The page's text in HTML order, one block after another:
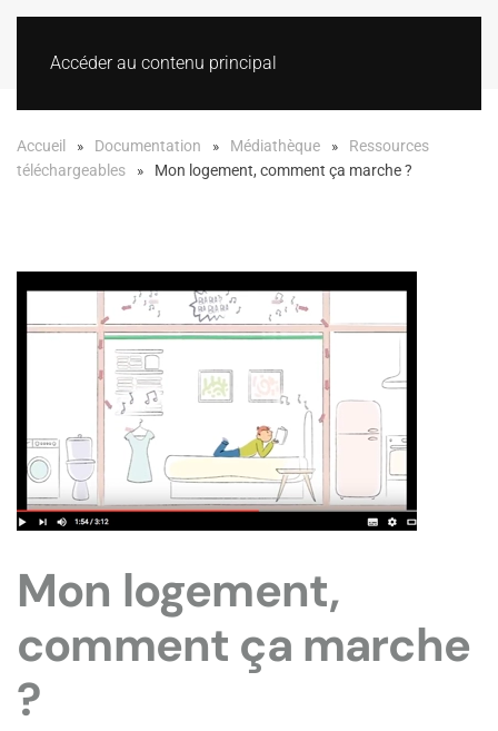
Accéder au contenu principal
Accueil Documentation Médiathèque
Ressources
téléchargeables
Mon logement, comment ça marche ?
Mon logement,
comment ça marche
?